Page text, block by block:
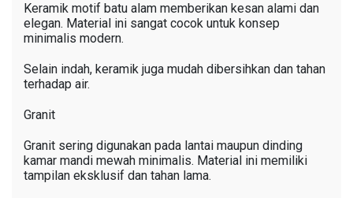
Keramik motif batu alam memberikan kesan alami dan
elegan. Material ini sangat cocok untuk konsep
minimalis modern.
Selain indah, keramik juga mudah dibersihkan dan tahan
terhadap air.
Granit
Granit sering digunakan pada lantai maupun dinding
kamar mandi mewah minimalis. Material ini memiliki
tampilan eksklusif dan tahan lama.